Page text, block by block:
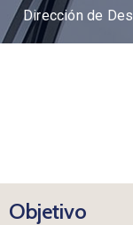
Dirección de
Objetivo